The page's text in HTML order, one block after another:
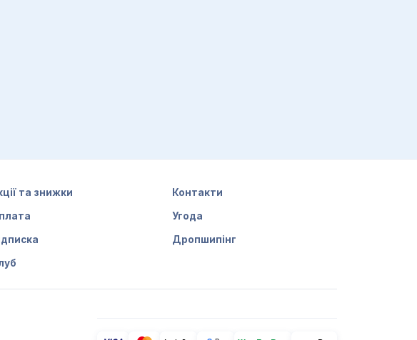
і науково підтверджену інформацію. Це не
та знижки Контакти
Угода
Дропшипінг